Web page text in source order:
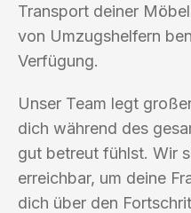
Transport deiner
von Umzugshelfern
Verfügung.
Unser Team legt
dich während des
gut betreut fühlst. Wir
erreichbar, um deine
dich über den